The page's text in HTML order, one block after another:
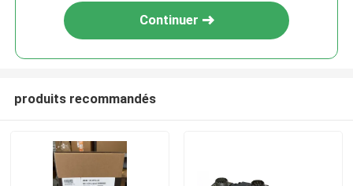
Continuer
produits recommandés